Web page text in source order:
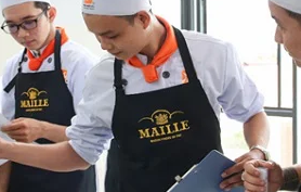
Cờ Vua
Cho Trẻ Em
trẻ em
Em
Trẻ Em
Cứu Cho Trẻ Em
Duy